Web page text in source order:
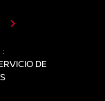
:
DE